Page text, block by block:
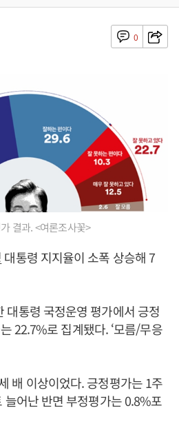
0
결과. <여론조사꽃>
대통령 지지율이 소폭 상승해 7
대통령 국정운영 평가에서 긍정
22.7%로 집계됐다. ‘모름/무응
배 이상이었다. 긍정평가는 1주
어난 반면 부정평가는 0.8%포